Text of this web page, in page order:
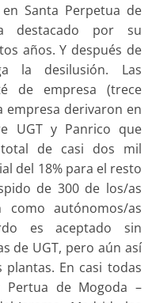
Santa Perpetua de
destacado por su
años. Y después de
la desilusión. Las
de empresa (trece
empresa derivaron en
UGT y Panrico que
de casi dos mil
del 18% para el resto
de 300 de los/as
como autónomos/as
es aceptado sin
de UGT, pero aún así
En casi todas
Pertua de Mogoda –